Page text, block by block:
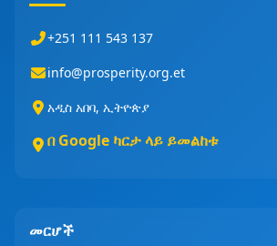
+251 111 543 137
info@prosperity.org.et
አዲስ አበባ, ኢትዮጵያ
በ Google ካርታ ላይ ይመልከቱ
መርሆች